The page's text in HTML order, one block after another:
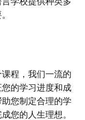
程，我们一流的
的学习进度和成
您制定合理的学
您的人生理想。